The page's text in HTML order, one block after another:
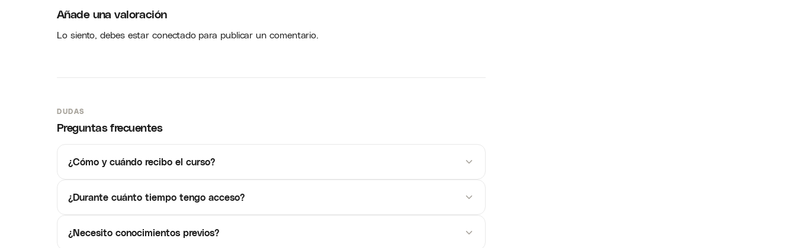
Añade una valoración
Lo siento, debes estarconectadopara publicar un comentario.
DUDAS
Preguntas frecuentes
¿Cómo y cuándo recibo el curso?
¿Durante cuánto tiempo tengo acceso?
¿Necesito conocimientos previos?